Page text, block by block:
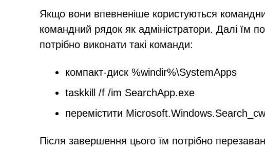
Якщо вони впевненіше користуються
командний рядок як адміністратори. Далі їм
потрібно виконати такі команди:
компакт-диск %windir%\SystemApps
taskkill /f /im SearchApp.exe
перемістити
Після завершення цього їм потрібно